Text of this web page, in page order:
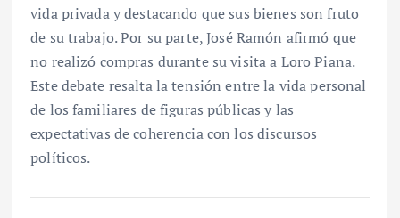
vida privada y destacando que sus bienes son fruto
de su trabajo. Por su parte, José Ramón afirmó que
no realizó compras durante su visita a Loro Piana.
Este debate resalta la tensión entre la vida personal
de los familiares de figuras públicas y las
expectativas de coherencia con los discursos
políticos.